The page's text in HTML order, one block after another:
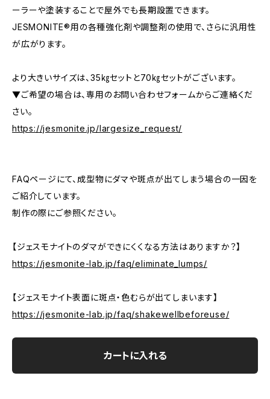
ーラーや塗装することで屋外でも長期設置できます。
JESMONITE®用の各種強化剤や調整剤の使用で、さらに汎用性
が広がります。
より大きいサイズは、35㎏セットと70㎏セットがございます。
▼ご希望の場合は、専用のお問い合わせフォームからご連絡くだ
さい。
https://jesmonite.jp/largesize_request/
FAQページにて、成型物にダマや斑点が出てしまう場合の一因を
ご紹介しています。
制作の際にご参照ください。
【ジェスモナイトのダマができにくくなる方法はありますか？】
https://jesmonite-lab.jp/faq/eliminate_lumps/
【ジェスモナイト表面に斑点・色むらが出てしまいます】
https://jesmonite-lab.jp/faq/shakewellbeforeuse/
カートに入れる